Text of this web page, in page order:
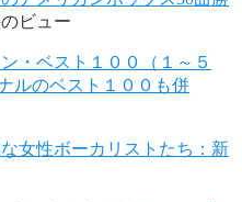
ビュー
・ベスト１００（１～５
ルのベスト１００も併
女性ボーカリストたち：新